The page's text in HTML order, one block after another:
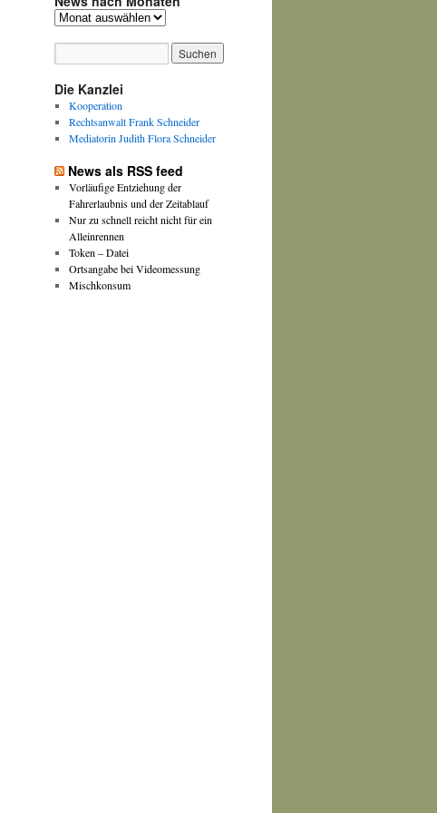
News
Die Kanzlei
Kooperation
Rechtsanwalt Frank Schneider
Mediatorin Judith Flora Schneider
News als RSS feed
Vorläufige Entziehung der
Fahrerlaubnis und der Zeitablauf
Nur zu schnell reicht nicht für ein
Alleinrennen
Token – Datei
Ortsangabe bei Videomessung
Mischkonsum